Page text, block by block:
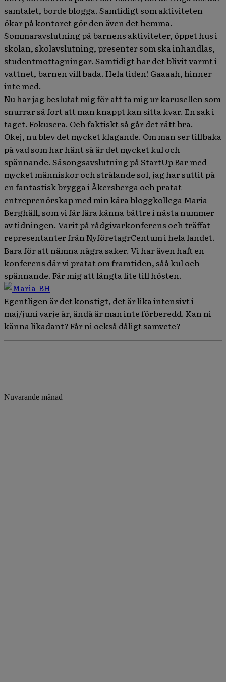
samtalet, borde blogga. Samtidigt som aktiviteten
ökar på kontoret gör den även det hemma.
Sommaravslutning på barnens aktiviteter, öppet hus i
skolan, skolavslutning, presenter som ska inhandlas,
studentmottagningar. Samtidigt har det blivit varmt i
vattnet, barnen vill bada. Hela tiden! Gaaaah, hinner
inte med.
Nu har jag beslutat mig för att ta mig ur karusellen som
snurrar så fort att man knappt kan sitta kvar. En sak i
taget. Fokusera. Och faktiskt så går det rätt bra.
Okej, nu blev det mycket klagande. Om man ser tillbaka
på vad som har hänt så är det mycket kul och
spännande. Säsongsavslutning på StartUp Bar med
mycket människor och strålande sol, jag har suttit på
en fantastisk brygga i Åkersberga och pratat
entreprenörskap med min kära bloggkollega Maria
Berghäll, som vi får lära känna bättre i nästa nummer
av tidningen. Varit på rådgivarkonferens och träffat
representanter från NyföretagrCentum i hela landet.
Bara för att nämna några saker. Vi har även haft en
konferens där vi pratat om framtiden, såå kul och
spännande. Får mig att längta lite till hösten.
Egentligen är det konstigt, det är lika intensivt i
maj/juni varje år, ändå är man inte förberedd. Kan ni
känna likadant? Får ni också dåligt samvete?
Nuvarande månad